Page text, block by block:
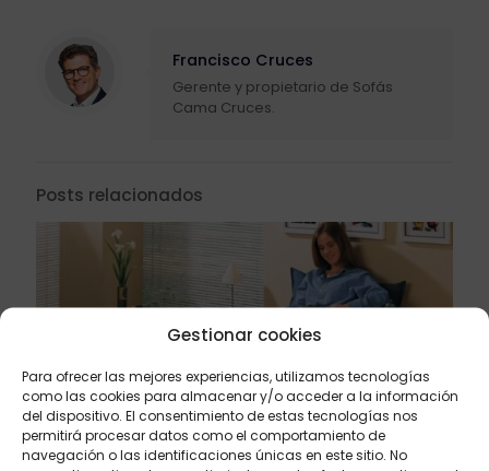
Gestionar cookies
Para ofrecer las mejores experiencias, utilizamos tecnologías
como las cookies para almacenar y/o acceder a la información
del dispositivo. El consentimiento de estas tecnologías nos
permitirá procesar datos como el comportamiento de
navegación o las identificaciones únicas en este sitio. No
Francisco Cruces
Gerente y propietario de Sofás
Cama Cruces.
Posts relacionados